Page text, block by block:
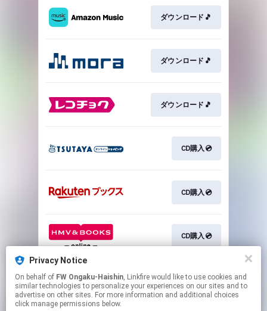
ダウンロード🎵
ダウンロード🎵
ダウンロード🎵
CD購入💿
CD購入💿
CD購入💿
CD購入💿
Privacy Notice
On behalf of FW Ongaku-Haishin, Linkfire would like to use cookies and
similar technologies to personalize your experiences on our sites and to
advertise on other sites. For more information and additional choices
click manage permissions below.